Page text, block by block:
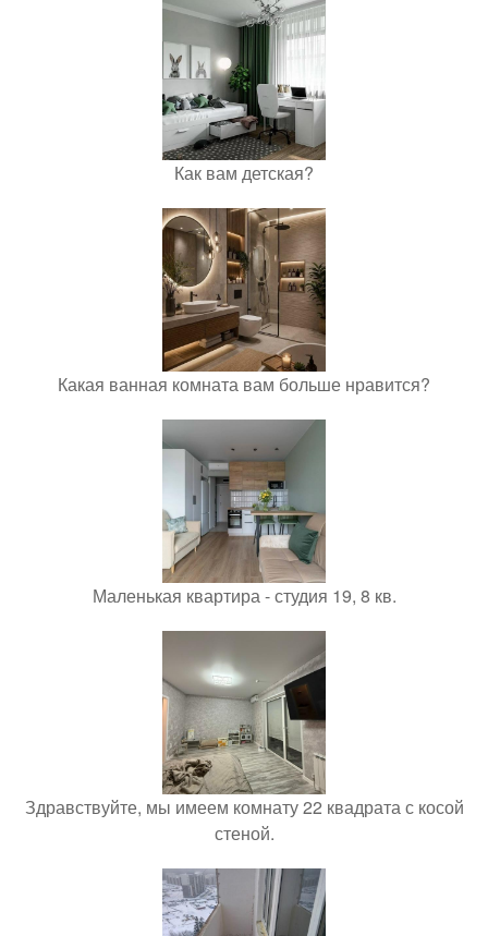
Как вам детская?
Какая ванная комната вам больше нравится?
Маленькая квартира - студия 19, 8 кв.
Здравствуйте, мы имеем комнату 22 квадрата с косой
стеной.